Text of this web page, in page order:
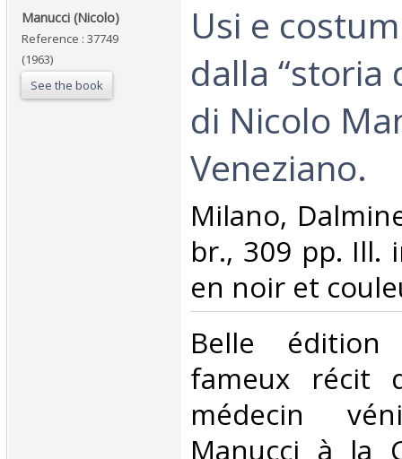
‎Manucci (Nicolo)‎
Reference : 37749
(1963)
See the book
‎Usi e
dalla “storia
di Nicolo
Veneziano.‎
‎Milano,
br., 309 pp. Ill.
en noir et
‎Belle
fameux récit
médecin
Manucci à la